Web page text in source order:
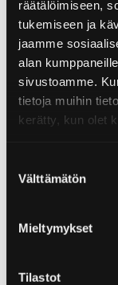
räätälöimiseen,
tukemiseen ja
jaamme
alan
sivustoamme.
tietoja muihin
kerätty, kun olet
valinta
Välttämätön
Mieltymykset
Tilastot
SMOKY HICKORY -